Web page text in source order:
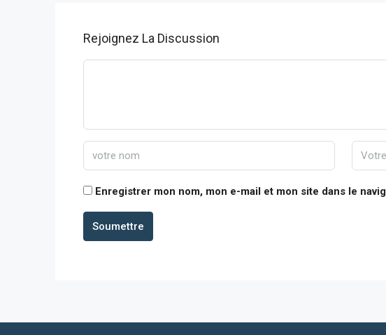
Rejoignez La Discussion
Enregistrer mon nom, mon e-mail et mon site dans le
Soumettre